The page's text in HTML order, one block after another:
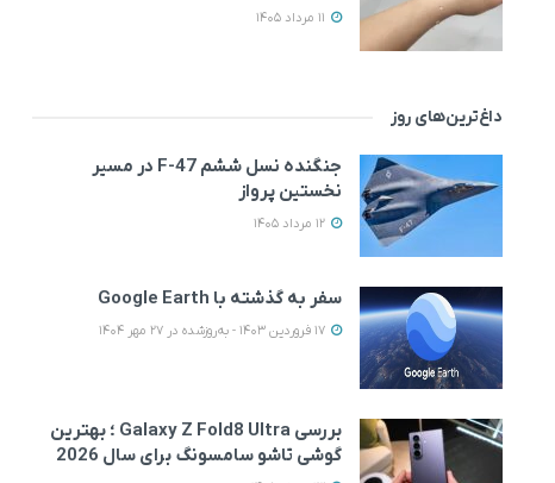
داغ‌ترین‌های روز
جنگنده نسل ششم F-47 در مسیر
نخستین پرواز
سفر به گذشته با Google Earth
بررسی Galaxy Z Fold8 Ultra ؛ بهترین
گوشی تاشو سامسونگ برای سال 2026